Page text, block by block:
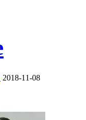
2018-11-08